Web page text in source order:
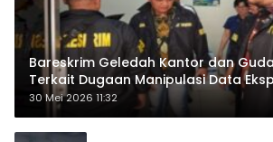
Bareskrim Geledah Kantor dan
Terkait Dugaan Manipulasi Data
30 Mei 2026 11:32